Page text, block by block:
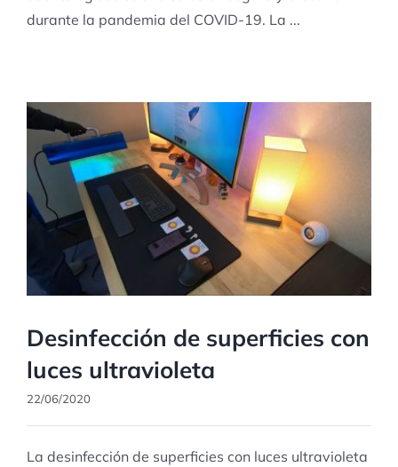
durante la pandemia del COVID-19. La ...
Desinfección de superficies con
luces ultravioleta
22/06/2020
La desinfección de superficies con luces ultravioleta